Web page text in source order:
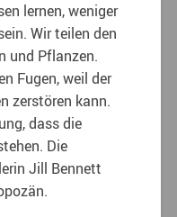
lernen, weniger
Wir teilen den
und Pflanzen.
Fugen, weil der
zerstören kann.
dass die
Die
Jill Bennett